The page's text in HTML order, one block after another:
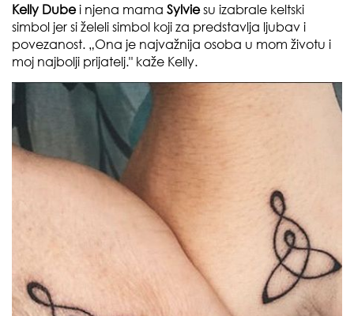
Kelly Dubei njena mama Sylviesu izabrale keltski
simbol jer si želeli simbol koji za predstavlja ljubav i
povezanost. „Ona je najvažnija osoba u mom životu i
moj najbolji prijatelj." kaže Kelly.